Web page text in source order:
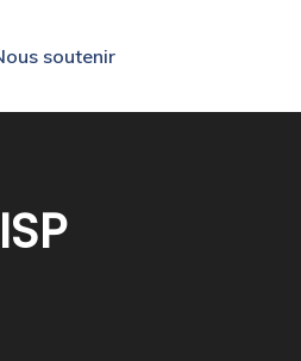
soutenir